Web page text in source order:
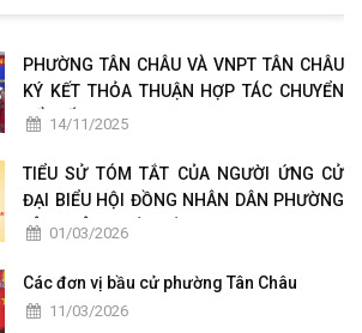
PHƯỜNG TÂN CHÂU VÀ VNPT TÂN CHÂU
KÝ KẾT THỎA THUẬN HỢP TÁC CHUYỂN
ĐỔI SỐ14/11/2025
TIỂU SỬ TÓM TẮT CỦA NGƯỜI ỨNG CỬ
ĐẠI BIỂU HỘI ĐỒNG NHÂN DÂN PHƯỜNG
TÂN CHÂU NHIỆM KỲ 2026-2031
01/03/2026
Các đơn vị bầu cử phường Tân Châu
11/03/2026